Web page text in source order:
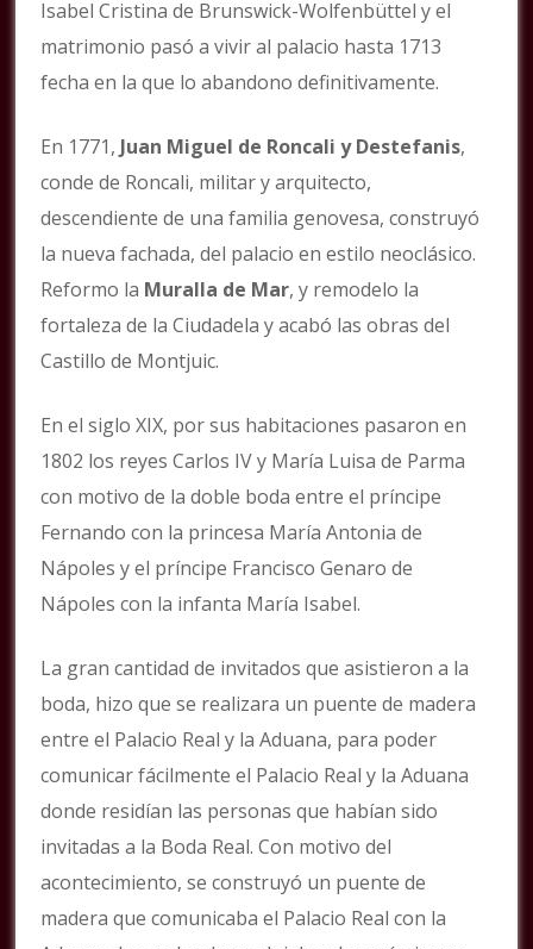
Isabel Cristina de Brunswick-Wolfenbüttel y el
matrimonio pasó a vivir al palacio hasta 1713
fecha en la que lo abandono definitivamente.
En 1771, Juan Miguel de Roncali y Destefanis,
conde de Roncali, militar y arquitecto,
descendiente de una familia genovesa, construyó
la nueva fachada, del palacio en estilo neoclásico.
Reformo la Muralla de Mar, y remodelo la
fortaleza de la Ciudadela y acabó las obras del
Castillo de Montjuic.
En el siglo XIX, por sus habitaciones pasaron en
1802 los reyes Carlos IV y María Luisa de Parma
con motivo de la doble boda entre el príncipe
Fernando con la princesa María Antonia de
Nápoles y el príncipe Francisco Genaro de
Nápoles con la infanta María Isabel.
La gran cantidad de invitados que asistieron a la
boda, hizo que se realizara un puente de madera
entre el Palacio Real y la Aduana, para poder
comunicar fácilmente el Palacio Real y la Aduana
donde residían las personas que habían sido
invitadas a la Boda Real. Con motivo del
acontecimiento, se construyó un puente de
madera que comunicaba el Palacio Real con la